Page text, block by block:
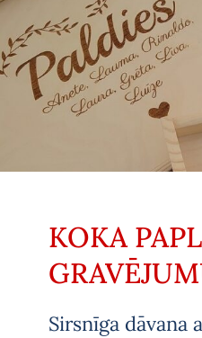
KOKA
Sirsnīga dāvana